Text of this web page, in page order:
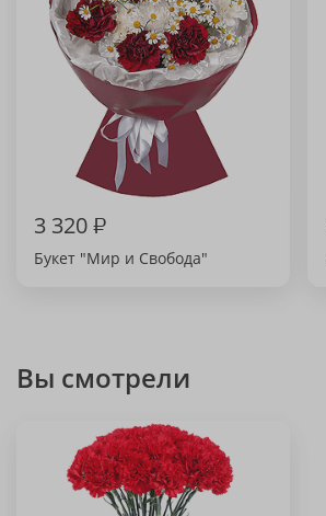
3 320₽
Букет "Мир и Свобода"
Вы смотрели